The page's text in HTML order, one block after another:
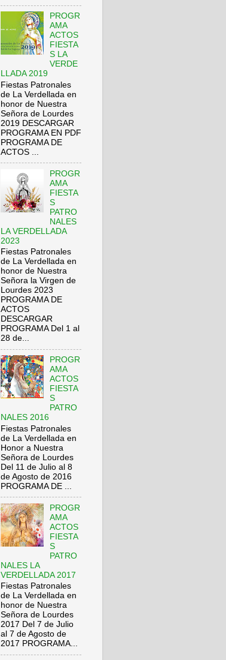
PROGR
AMA
ACTOS
FIESTA
S LA
VERDE
LLADA 2019
Fiestas Patronales
de La Verdellada en
honor de Nuestra
Señora de Lourdes
2019 DESCARGAR
PROGRAMA EN PDF
PROGRAMA DE
ACTOS ...
PROGR
AMA
FIESTA
S
PATRO
NALES
LA VERDELLADA
2023
Fiestas Patronales
de La Verdellada en
honor de Nuestra
Señora la Virgen de
Lourdes 2023
PROGRAMA DE
ACTOS
DESCARGAR
PROGRAMA Del 1 al
28 de...
PROGR
AMA
ACTOS
FIESTA
S
PATRO
NALES 2016
Fiestas Patronales
de La Verdellada en
Honor a Nuestra
Señora de Lourdes
Del 11 de Julio al 8
de Agosto de 2016
PROGRAMA DE ...
PROGR
AMA
ACTOS
FIESTA
S
PATRO
NALES LA
VERDELLADA 2017
Fiestas Patronales
de La Verdellada en
honor de Nuestra
Señora de Lourdes
2017 Del 7 de Julio
al 7 de Agosto de
2017 PROGRAMA...